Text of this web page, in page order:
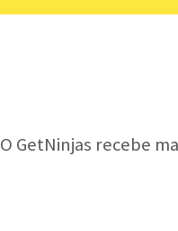
O GetNinjas recebe